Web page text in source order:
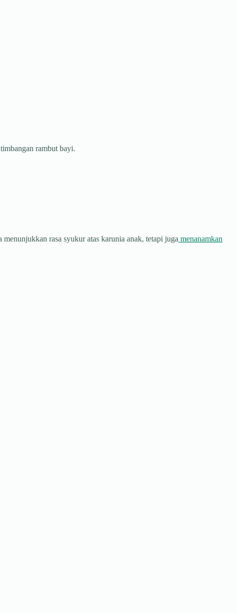
rambut bayi.
rasa syukur atas karunia anak, tetapi juga menanamkan